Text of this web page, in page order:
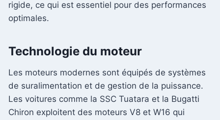
rigide, ce qui est essentiel pour des performances
optimales.
Technologie du moteur
Les moteurs modernes sont équipés de systèmes
de suralimentation et de gestion de la puissance.
Les voitures comme la SSC Tuatara et la Bugatti
Chiron exploitent des moteurs V8 et W16 qui